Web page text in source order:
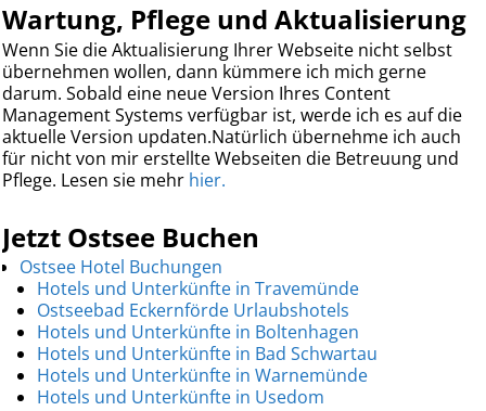
Wartung, Pflege und Aktualisierung
Wenn Sie die Aktualisierung Ihrer Webseite nicht selbst
übernehmen wollen, dann kümmere ich mich gerne
darum. Sobald eine neue Version Ihres Content
Management Systems verfügbar ist, werde ich es auf die
aktuelle Version updaten.Natürlich übernehme ich auch
für nicht von mir erstellte Webseiten die Betreuung und
Pflege. Lesen sie mehr hier.
Jetzt Ostsee Buchen
Ostsee Hotel Buchungen
Hotels und Unterkünfte in Travemünde
Ostseebad Eckernförde Urlaubshotels
Hotels und Unterkünfte in Boltenhagen
Hotels und Unterkünfte in Bad Schwartau
Hotels und Unterkünfte in Warnemünde
Hotels und Unterkünfte in Usedom